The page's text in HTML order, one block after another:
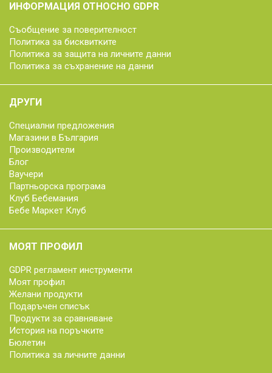
ИНФОРМАЦИЯ ОТНОСНО GDPR
Съобщение за поверителност
Политика за бисквитките
Политика за защита на личните данни
Политика за съхранение на данни
ДРУГИ
Специални предложения
Магазини в България
Производители
Блог
Ваучери
Партньорска програма
Клуб Бебемания
Бебе Маркет Клуб
МОЯТ ПРОФИЛ
GDPR регламент инструменти
Моят профил
Желани продукти
Подаръчен списък
Продукти за сравняване
История на поръчките
Бюлетин
Политика за личните данни